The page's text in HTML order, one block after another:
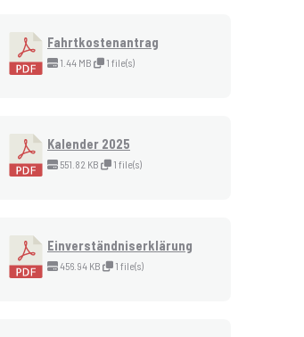
Fahrtkostenantrag
1.44 MB 1 file(s)
Kalender 2025
551.82 KB 1 file(s)
Einverständniserklärung
456.94 KB 1 file(s)